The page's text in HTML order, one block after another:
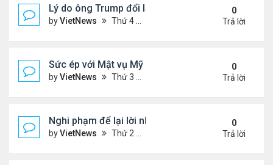
Lý do ông Trump đổi lập trường về lãnh thổ
byVietNews Thứ 4 Tháng 9 24, 2025 4:44 pm
0
Trả lời
Sức ép với Mật vụ Mỹ khi bảo vệ lễ tưởng niệm
byVietNews Thứ 3 Tháng 9 16, 2025 5:42 pm
0
Trả lời
Nghi phạm để lại lời nhắn trước khi ám sát Charlie
byVietNews Thứ 2 Tháng 9 15, 2025 4:33 pm
0
Trả lời